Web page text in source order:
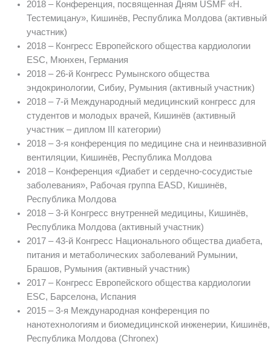
2018 – Конференция, посвященная Дням USMF «Н.
Тестемицану», Кишинёв, Республика Молдова (активный
участник)
2018 – Конгресс Европейского общества кардиологии
ESC, Мюнхен, Германия
2018 – 26-й Конгресс Румынского общества
эндокринологии, Сибиу, Румыния (активный участник)
2018 – 7-й Международный медицинский конгресс для
студентов и молодых врачей, Кишинёв (активный
участник – диплом III категории)
2018 – 3-я конференция по медицине сна и неинвазивной
вентиляции, Кишинёв, Республика Молдова
2018 – Конференция «Диабет и сердечно-сосудистые
заболевания», Рабочая группа EASD, Кишинёв,
Республика Молдова
2018 – 3-й Конгресс внутренней медицины, Кишинёв,
Республика Молдова (активный участник)
2017 – 43-й Конгресс Национального общества диабета,
питания и метаболических заболеваний Румынии,
Брашов, Румыния (активный участник)
2017 – Конгресс Европейского общества кардиологии
ESC, Барселона, Испания
2015 – 3-я Международная конференция по
нанотехнологиям и биомедицинской инженерии, Кишинёв,
Республика Молдова (Chronex)